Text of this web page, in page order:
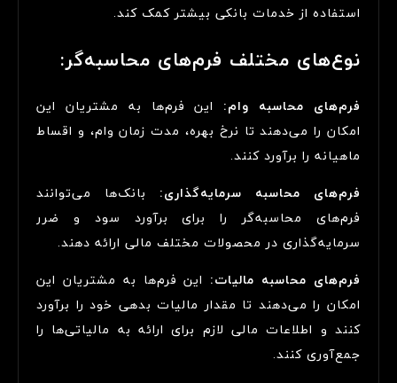
استفاده از خدمات بانکی بیشتر کمک کند.
نوع‌های مختلف فرم‌های محاسبه‌گر:
فرم‌های محاسبه وام: این فرم‌ها به مشتریان این
امکان را می‌دهند تا نرخ بهره، مدت زمان وام، و اقساط
ماهیانه را برآورد کنند.
فرم‌های محاسبه سرمایه‌گذاری: بانک‌ها می‌توانند
فرم‌های محاسبه‌گر را برای برآورد سود و ضرر
سرمایه‌گذاری در محصولات مختلف مالی ارائه دهند.
فرم‌های محاسبه مالیات: این فرم‌ها به مشتریان این
امکان را می‌دهند تا مقدار مالیات بدهی خود را برآورد
کنند و اطلاعات مالی لازم برای ارائه به مالیاتی‌ها را
جمع‌آوری کنند.